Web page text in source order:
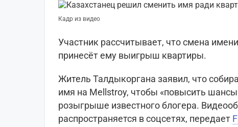
Кадр из видео
Участник рассчитывает, что смена
принесёт ему выигрыш квартиры.
Житель Талдыкоргана заявил, что
имя на Mellstroy, чтобы «повысить
розыгрыше известного блогера.
распространяется в соцсетях, передает